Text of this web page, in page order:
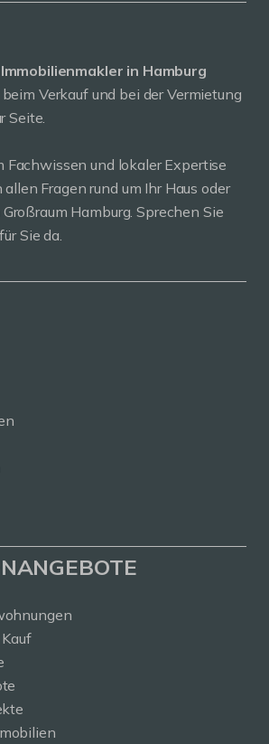
Immobilienmakler in Hamburg
Verkauf und bei der Vermietung
Seite.
Fachwissen und lokaler Expertise
Fragen rund um Ihr Haus oder
Hamburg. Sprechen Sie
Sie da.